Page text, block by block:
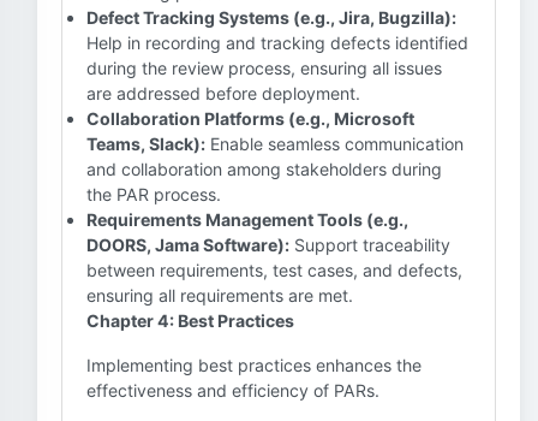
Defect Tracking Systems (e.g., Jira, Bugzilla):
Help in recording and tracking defects identified
during the review process, ensuring all issues
are addressed before deployment.
Collaboration Platforms (e.g., Microsoft
Teams, Slack): Enable seamless communication
and collaboration among stakeholders during
the PAR process.
Requirements Management Tools (e.g.,
DOORS, Jama Software): Support traceability
between requirements, test cases, and defects,
ensuring all requirements are met.
Chapter 4: Best Practices
Implementing best practices enhances the
effectiveness and efficiency of PARs.